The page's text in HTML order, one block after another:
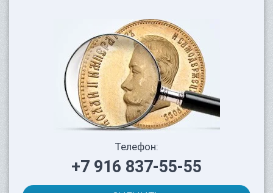
Телефон:
+7 916 837-55-55